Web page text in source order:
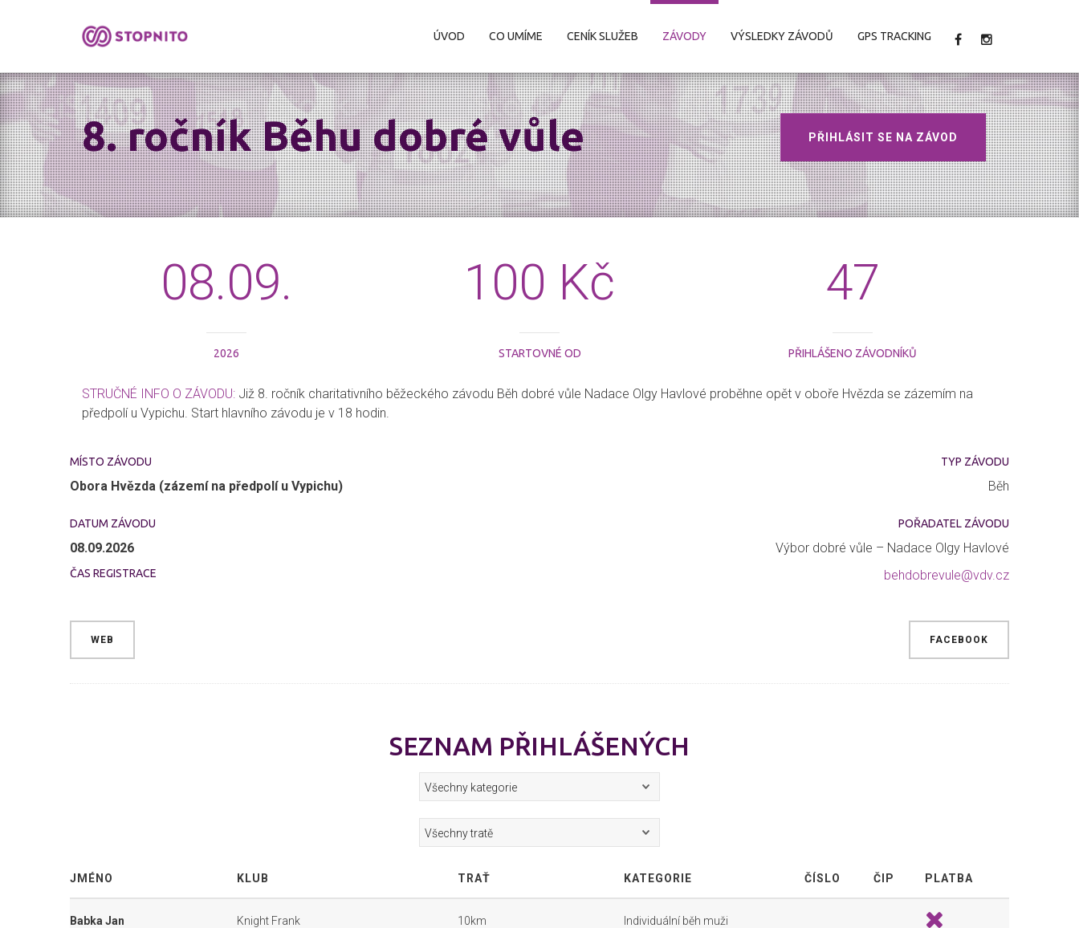
ÚVOD CO UMÍME CENÍK SLUŽEB ZÁVODY VÝSLEDKY ZÁVODŮ GPS TRACKING
8. ročník Běhu dobré vůle PŘIHLÁSIT SE NA ZÁVOD
08.09.
2026
100 Kč
STARTOVNÉ OD
47
PŘIHLÁŠENO ZÁVODNÍKŮ
STRUČNÉ INFO O ZÁVODU: Již 8. ročník charitativního běžeckého závodu Běh dobré vůle Nadace Olgy Havlové proběhne opět v oboře Hvězda se zázemím na
předpolí u Vypichu. Start hlavního závodu je v 18 hodin.
MÍSTO ZÁVODU
Obora Hvězda (zázemí na předpolí u Vypichu)
TYP ZÁVODU
Běh
DATUM ZÁVODU
08.09.2026
ČAS REGISTRACE
POŘADATEL ZÁVODU
Výbor dobré vůle – Nadace Olgy Havlové
behdobrevule@vdv.cz
WEB FACEBOOK
SEZNAM PŘIHLÁŠENÝCH
JMÉNO KLUB TRAŤ KATEGORIE ČÍSLO ČIP PLATBA
Babka Jan Knight Frank 10km Individuální běh muži